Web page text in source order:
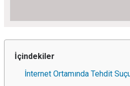
İçindekiler
İnternet Ortamında Tehdit